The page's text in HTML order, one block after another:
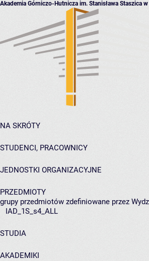
Akademia Górniczo-Hutnicza im. Stanisława Staszica
NA SKRÓTY
STUDENCI, PRACOWNICY
JEDNOSTKI ORGANIZACYJNE
PRZEDMIOTY
grupy przedmiotów zdefiniowane przez
IAD_1S_s4_ALL
STUDIA
AKADEMIKI